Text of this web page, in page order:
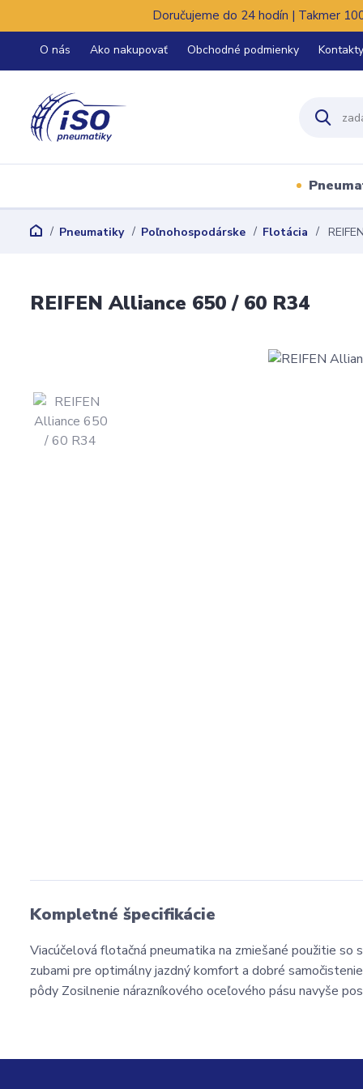
Doručujeme do 24 hodín | Takmer
O nás Ako nakupovať Obchodné podmienky Kontakty
Pneumatiky Poľnohospodárske Flotácia
REIFEN Alliance 650 / 60 R34
Kompletné špecifikácie
Viacúčelová flotačná pneumatika na zmiešané použitie
zubami pre optimálny jazdný komfort a dobré
pôdy Zosilnenie nárazníkového oceľového pásu navyše